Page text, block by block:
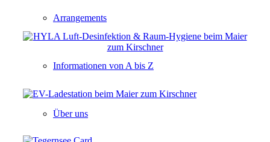
Arrangements
Informationen von A bis Z
Über uns